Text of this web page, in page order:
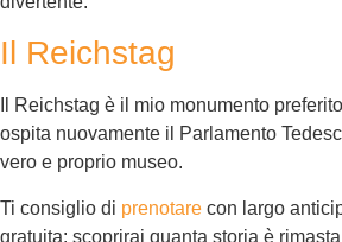
Il Reichstag
Il Reichstag è il mio monumento
ospita nuovamente il Parlamento
vero e proprio museo.
Ti consiglio di prenotare con largo
gratuita: scoprirai quanta storia è